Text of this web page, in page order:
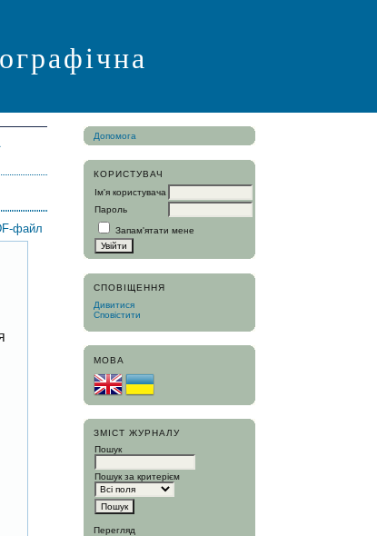
Допомога
КОРИСТУВАЧ
Ім'я користувача
Пароль
Запам'ятати мене
СПОВІЩЕННЯ
Дивитися
Сповістити
МОВА
ЗМІСТ ЖУРНАЛУ
Пошук
Пошук за критерієм
Перегляд
файл